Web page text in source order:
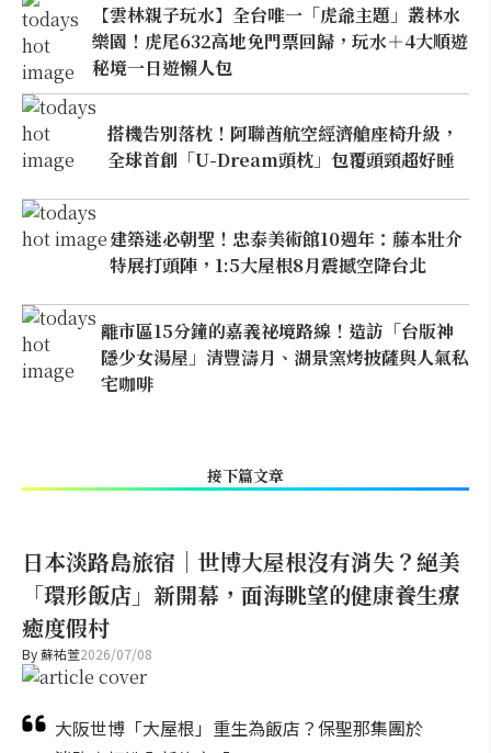
【雲林親子玩水】全台唯一「虎爺主題」叢林水
樂園！虎尾632高地免門票回歸，玩水＋4大順遊
秘境一日遊懶人包
搭機告別落枕！阿聯酋航空經濟艙座椅升級，
全球首創「U-Dream頭枕」包覆頭頸超好睡
建築迷必朝聖！忠泰美術館10週年：藤本壯介
特展打頭陣，1:5大屋根8月震撼空降台北
離市區15分鐘的嘉義祕境路線！造訪「台版神
隱少女湯屋」清豐濤月、湖景窯烤披薩與人氣私
宅咖啡
接下篇文章
日本淡路島旅宿｜世博大屋根沒有消失？絕美
「環形飯店」新開幕，面海眺望的健康養生療
癒度假村
By蘇祐萱2026/07/08
大阪世博「大屋根」重生為飯店？保聖那集團於